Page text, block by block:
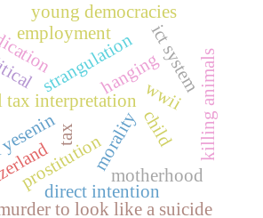
prostitution
tax
interpretation
morality
to look like a suicide
hanging
strangulation
child
motherhood
ict system
employment
killing animals
direct intention
young democracies
wwii